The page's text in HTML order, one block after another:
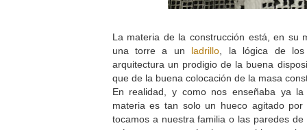
La materia de la construcción está, en su
una torre a un ladrillo , la lógica de
arquitectura un prodigio de la buena
que de la buena colocación de la masa
En realidad, y como nos enseñaba ya
materia es tan solo un hueco agitado por
tocamos a nuestra familia o las paredes